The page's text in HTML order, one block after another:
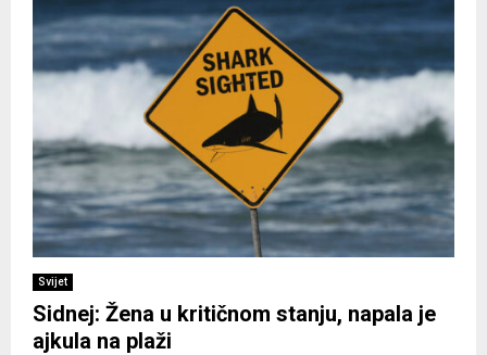
Svijet
Sidnej: Žena u kritičnom stanju, napala je
ajkula na plaži